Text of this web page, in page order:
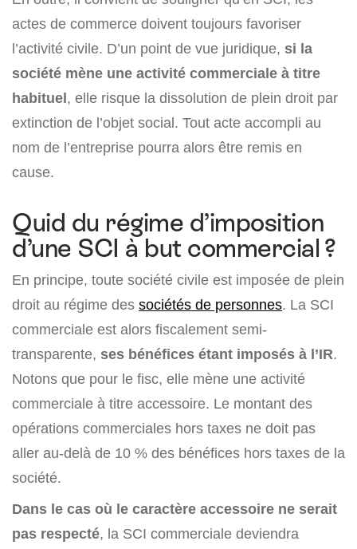
actes de commerce doivent toujours favoriser
l’activité civile. D’un point de vue juridique, si la
société mène une activité commerciale à titre
habituel, elle risque la dissolution de plein droit par
extinction de l’objet social. Tout acte accompli au
nom de l’entreprise pourra alors être remis en
cause.
Quid du régime d’imposition
d’une SCI à but commercial ?
En principe, toute société civile est imposée de plein
droit au régime des sociétés de personnes. La SCI
commerciale est alors fiscalement semi-
transparente, ses bénéfices étant imposés à l’IR.
Notons que pour le fisc, elle mène une activité
commerciale à titre accessoire. Le montant des
opérations commerciales hors taxes ne doit pas
aller au-delà de 10 % des bénéfices hors taxes de la
société.
Dans le cas où le caractère accessoire ne serait
pas respecté, la SCI commerciale deviendra